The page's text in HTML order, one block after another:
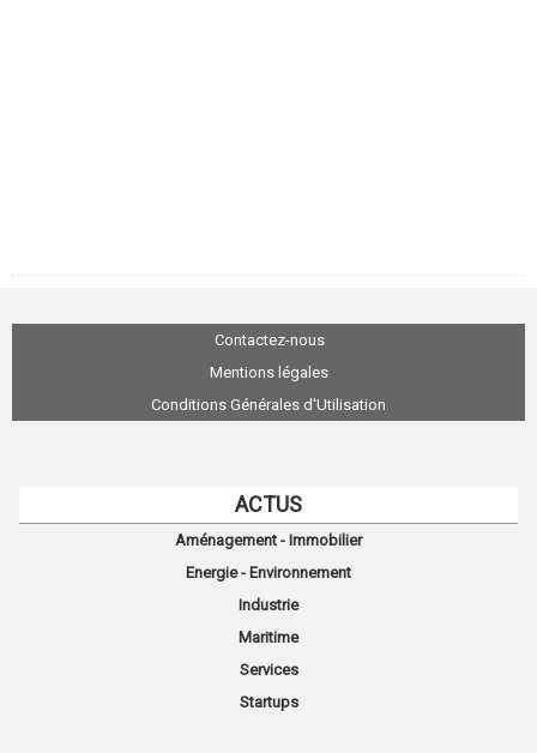
Contactez-nous
Mentions légales
Conditions Générales d'Utilisation
ACTUS
Aménagement - Immobilier
Energie - Environnement
Industrie
Maritime
Services
Startups